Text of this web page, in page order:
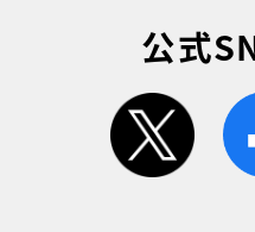
公式
twitter